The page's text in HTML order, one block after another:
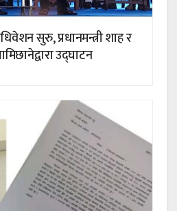
सुरु, प्रधानमन्त्री शाह र
उद्घाटन